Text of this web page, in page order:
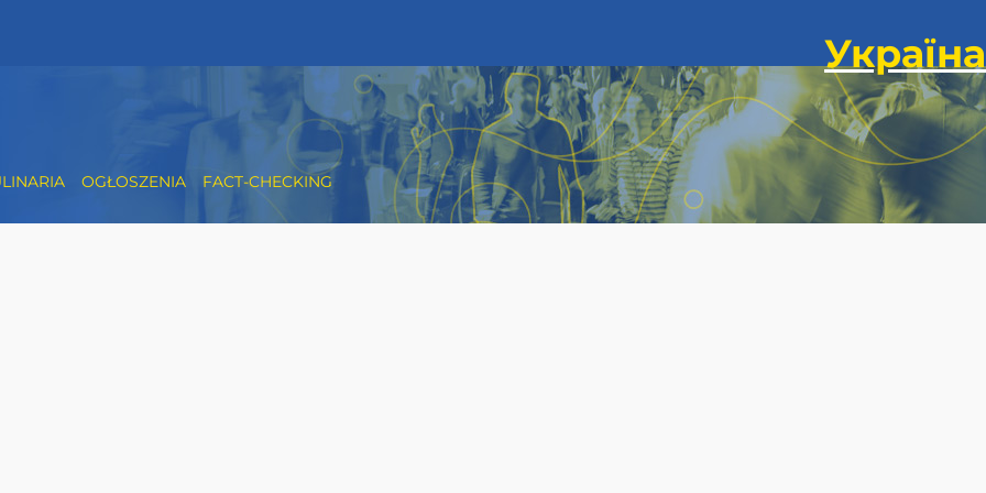
OGŁOSZENIA FACT-CHECKING